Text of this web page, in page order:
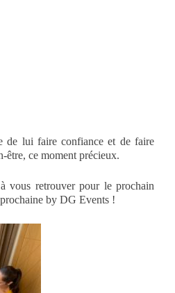
de lui faire confiance et de faire
être, ce moment précieux.
vous retrouver pour le prochain
by DG Events !